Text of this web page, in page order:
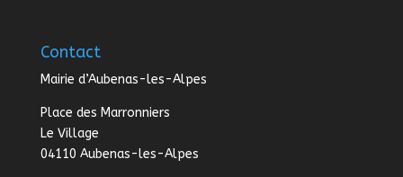
Contact
Mairie d’Aubenas-les-Alpes
Place des Marronniers
Le Village
04110 Aubenas-les-Alpes